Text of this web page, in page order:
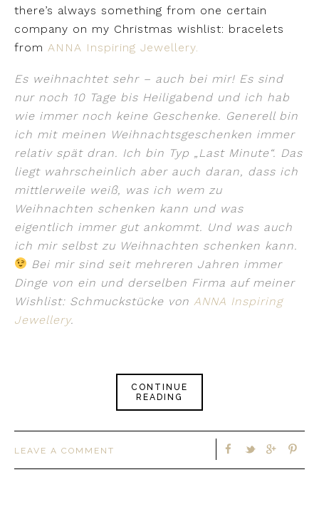
there’s always something from one certain
company on my Christmas wishlist: bracelets
from ANNA Inspiring Jewellery.
Es weihnachtet sehr – auch bei mir! Es sind
nur noch 10 Tage bis Heiligabend und ich hab
wie immer noch keine Geschenke. Generell bin
ich mit meinen Weihnachtsgeschenken immer
relativ spät dran. Ich bin Typ „Last Minute“. Das
liegt wahrscheinlich aber auch daran, dass ich
mittlerweile weiß, was ich wem zu
Weihnachten schenken kann und was
eigentlich immer gut ankommt. Und was auch
ich mir selbst zu Weihnachten schenken kann.
Bei mir sind seit mehreren Jahren immer
Dinge von ein und derselben Firma auf meiner
Wishlist: Schmuckstücke von ANNA Inspiring
Jewellery.
CONTINUE
READING
LEAVE A COMMENT